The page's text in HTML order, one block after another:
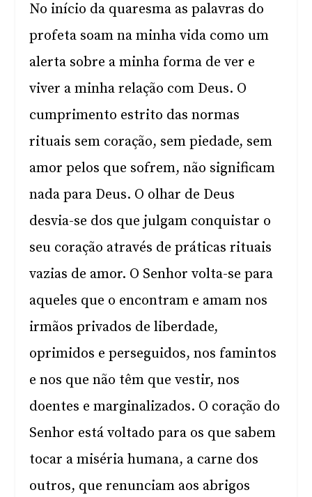
No início da quaresma as palavras do
profeta soam na minha vida como um
alerta sobre a minha forma de ver e
viver a minha relação com Deus. O
cumprimento estrito das normas
rituais sem coração, sem piedade, sem
amor pelos que sofrem, não significam
nada para Deus. O olhar de Deus
desvia-se dos que julgam conquistar o
seu coração através de práticas rituais
vazias de amor. O Senhor volta-se para
aqueles que o encontram e amam nos
irmãos privados de liberdade,
oprimidos e perseguidos, nos famintos
e nos que não têm que vestir, nos
doentes e marginalizados. O coração do
Senhor está voltado para os que sabem
tocar a miséria humana, a carne dos
outros, que renunciam aos abrigos